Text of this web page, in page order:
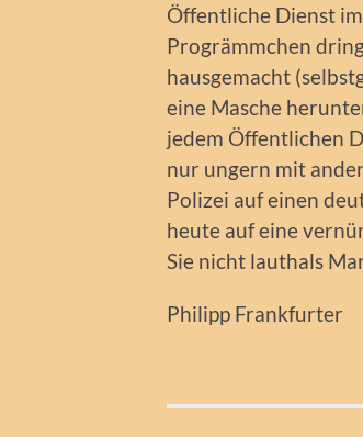
Öffentliche Dienst
Progrämmchen
hausgemacht
eine Masche
jedem Öffentlichen
nur ungern mit
Polizei auf einen
heute auf eine
Sie nicht lauthals
Philipp Frankfurter